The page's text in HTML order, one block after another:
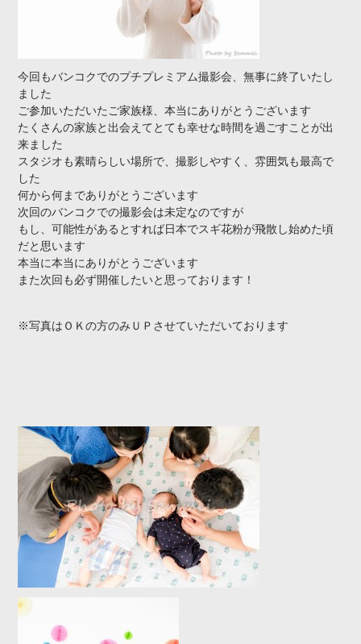
今回もバンコクでのプチプレミアム撮影会、無事に終了いたし
ました
ご参加いただいたご家族様、本当にありがとうございます
たくさんの家族と出会えてとても幸せな時間を過ごすことが出
来ました
スタジオも素晴らしい場所で、撮影しやすく、雰囲気も最高で
した
何から何までありがとうございます
次回のバンコクでの撮影会は未定なのですが
もし、可能性があるとすれば日本でスギ花粉が飛散し始めた頃
だと思います
本当に本当にありがとうございます
また次回も必ず開催したいと思っております！
※写真はＯＫの方のみＵＰさせていただいております